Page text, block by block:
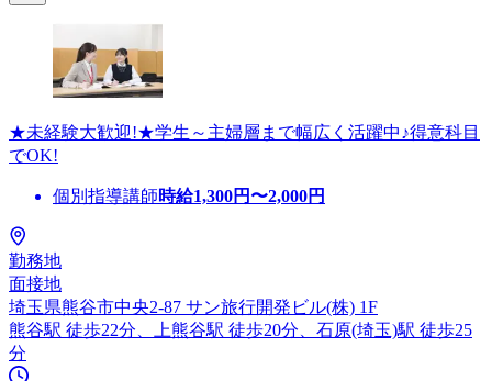
★未経験大歓迎!★学生～主婦層まで幅広く活躍中♪得意科目
でOK!
個別指導講師時給1,300円〜2,000円
勤務地
面接地
埼玉県熊谷市中央2-87 サン旅行開発ビル(株) 1F
熊谷駅 徒歩22分、上熊谷駅 徒歩20分、石原(埼玉)駅 徒歩25
分